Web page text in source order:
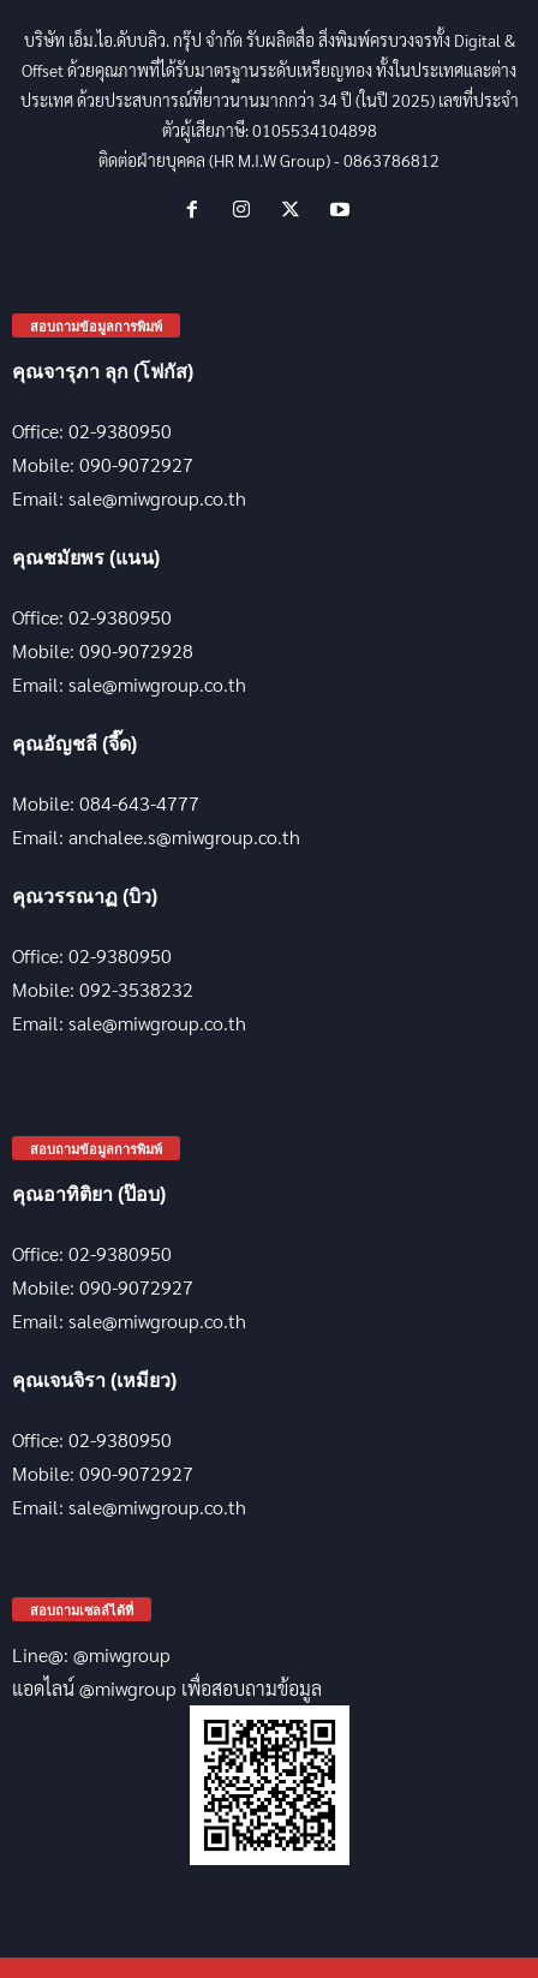
บริษัท เอ็ม.ไอ.ดับบลิว. กรุ๊ป จำกัด รับผลิตสื่อ สิ่งพิมพ์ครบวงจรทั้ง Digital &
Offset ด้วยคุณภาพที่ได้รับมาตรฐานระดับเหรียญทอง ทั้งในประเทศและต่าง
ประเทศ ด้วยประสบการณ์ที่ยาวนานมากกว่า 34 ปี (ในปี 2025) เลขที่ประจำ
ตัวผู้เสียภาษี: 0105534104898
ติดต่อฝ่ายบุคคล (HR M.I.W Group) - 0863786812
สอบถามข้อมูลการพิมพ์
คุณจารุภา ลุก (โฟกัส)
Office: 02-9380950
Mobile: 090-9072927
Email: sale@miwgroup.co.th
คุณชมัยพร (แนน)
Office: 02-9380950
Mobile: 090-9072928
Email: sale@miwgroup.co.th
คุณอัญชลี (จี๊ด)
Mobile: 084-643-4777
Email: anchalee.s@miwgroup.co.th
คุณวรรณาฏ (บิว)
Office: 02-9380950
Mobile: 092-3538232
Email: sale@miwgroup.co.th
สอบถามข้อมูลการพิมพ์
คุณอาทิติยา (ป๊อบ)
Office: 02-9380950
Mobile: 090-9072927
Email: sale@miwgroup.co.th
คุณเจนจิรา (เหมียว)
Office: 02-9380950
Mobile: 090-9072927
Email: sale@miwgroup.co.th
สอบถามเซลล์ได้ที่
Line@: @miwgroup
แอดไลน์ @miwgroup เพื่อสอบถามข้อมูล